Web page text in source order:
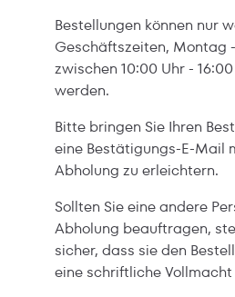
Bestellungen können nur
Geschäftszeiten, Montag
zwischen 10:00 Uhr -
werden.
Bitte bringen Sie Ihren
eine Bestätigungs-E-Mail
Abholung zu erleichtern.
Sollten Sie eine andere
Abholung beauftragen,
sicher, dass sie den
eine schriftliche